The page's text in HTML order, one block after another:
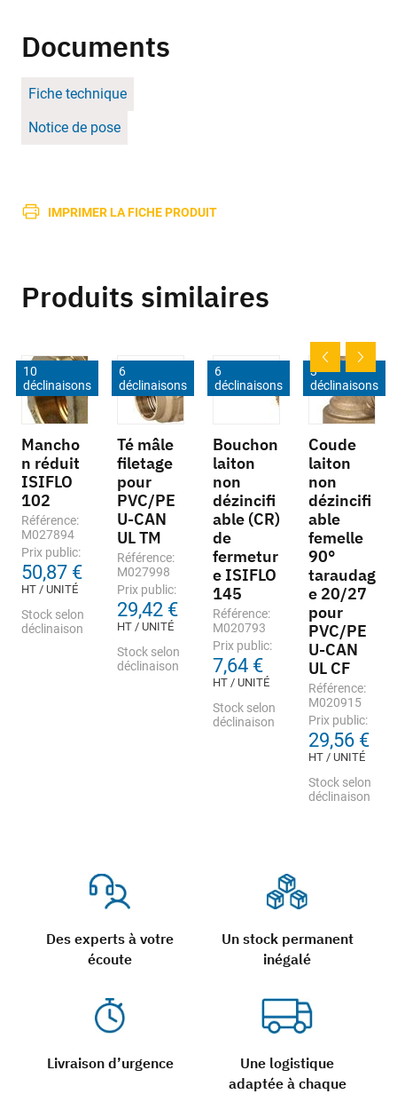
Documents
Fiche technique
Notice de pose
IMPRIMER LA FICHE PRODUIT
Des experts à votre
écoute
Un stock permanent
inégalé
Livraison d’urgence
Une logistique
adaptée à chaque
Produits similaires
10
déclinaisons
Mancho
n réduit
ISIFLO
102
Référence:
M027894
Prix public:
50,87 €
HT / UNITÉ
Stock selon
déclinaison
6
déclinaisons
Té mâle
filetage
pour
PVC/PE
U-CAN
UL TM
Référence:
M027998
Prix public:
29,42 €
HT / UNITÉ
Stock selon
déclinaison
6
déclinaisons
Bouchon
laiton
non
dézincifi
able (CR)
de
fermetur
e ISIFLO
145
Référence:
M020793
Prix public:
7,64 €
HT / UNITÉ
Stock selon
déclinaison
3
déclinaisons
Coude
laiton
non
dézincifi
able
femelle
90°
taraudag
e 20/27
pour
PVC/PE
U-CAN
UL CF
Référence:
M020915
Prix public:
29,56 €
HT / UNITÉ
Stock selon
déclinaison